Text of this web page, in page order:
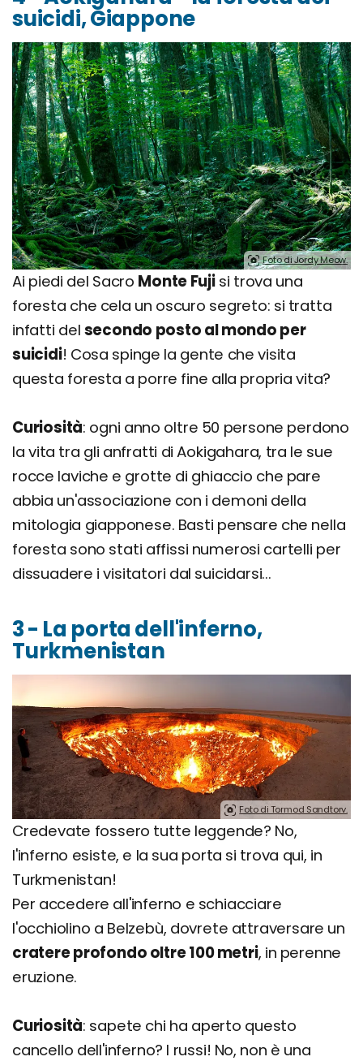
suicidi, Giappone
Foto di Jordy Meow.
Ai piedi del Sacro Monte Fujisi trova una
foresta che cela un oscuro segreto: si tratta
infatti del secondo posto al mondo per
suicidi! Cosa spinge la gente che visita
questa foresta a porre fine alla propria vita?
Curiosità: ogni anno oltre 50 persone perdono
la vita tra gli anfratti di Aokigahara, tra le sue
rocce laviche e grotte di ghiaccio che pare
abbia un'associazione con i demoni della
mitologia giapponese. Basti pensare che nella
foresta sono stati affissi numerosi cartelli per
dissuadere i visitatori dal suicidarsi...
3 - La porta dell'inferno,
Turkmenistan
Foto di Tormod Sandtorv.
Credevate fossero tutte leggende? No,
l'inferno esiste, e la sua porta si trova qui, in
Turkmenistan!
Per accedere all'inferno e schiacciare
l'occhiolino a Belzebù, dovrete attraversare un
cratere profondo oltre 100 metri, in perenne
eruzione.
Curiosità: sapete chi ha aperto questo
cancello dell'inferno? I russi! No, non è una